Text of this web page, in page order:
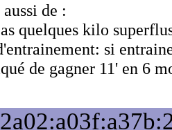
de :
quelques kilo
si
de gagner 11' en 6